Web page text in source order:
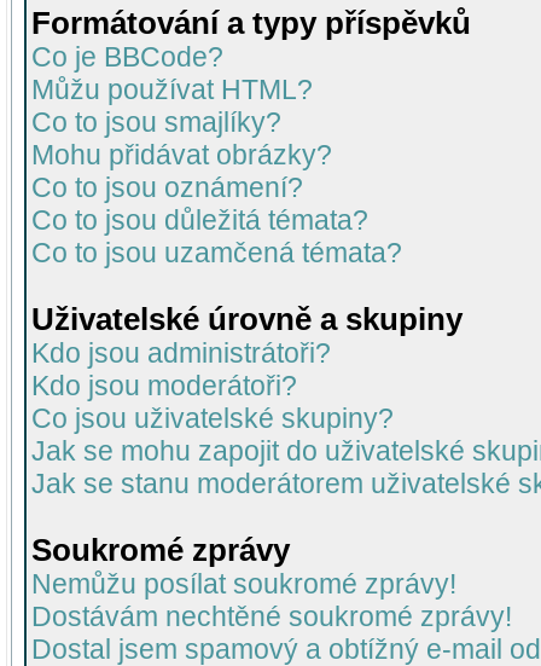
Formátování a typy příspěvků
Co je BBCode?
Můžu používat HTML?
Co to jsou smajlíky?
Mohu přidávat obrázky?
Co to jsou oznámení?
Co to jsou důležitá témata?
Co to jsou uzamčená témata?
Uživatelské úrovně a skupiny
Kdo jsou administrátoři?
Kdo jsou moderátoři?
Co jsou uživatelské skupiny?
Jak se mohu zapojit do uživatelské
Jak se stanu moderátorem uživatelské
Soukromé zprávy
Nemůžu posílat soukromé zprávy!
Dostávám nechtěné soukromé zprávy!
Dostal jsem spamový a obtížný e-mail